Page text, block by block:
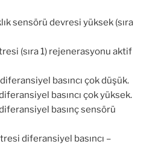
sensörü devresi yüksek (sıra
(sıra 1) rejenerasyonu aktif
basıncı çok düşük.
basıncı çok yüksek.
basınç sensörü
diferansiyel basıncı –